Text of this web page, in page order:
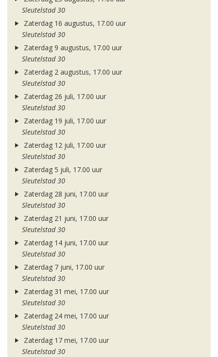
Sleutelstad 30
Zaterdag 16 augustus, 17.00 uur
Sleutelstad 30
Zaterdag 9 augustus, 17.00 uur
Sleutelstad 30
Zaterdag 2 augustus, 17.00 uur
Sleutelstad 30
Zaterdag 26 juli, 17.00 uur
Sleutelstad 30
Zaterdag 19 juli, 17.00 uur
Sleutelstad 30
Zaterdag 12 juli, 17.00 uur
Sleutelstad 30
Zaterdag 5 juli, 17.00 uur
Sleutelstad 30
Zaterdag 28 juni, 17.00 uur
Sleutelstad 30
Zaterdag 21 juni, 17.00 uur
Sleutelstad 30
Zaterdag 14 juni, 17.00 uur
Sleutelstad 30
Zaterdag 7 juni, 17.00 uur
Sleutelstad 30
Zaterdag 31 mei, 17.00 uur
Sleutelstad 30
Zaterdag 24 mei, 17.00 uur
Sleutelstad 30
Zaterdag 17 mei, 17.00 uur
Sleutelstad 30